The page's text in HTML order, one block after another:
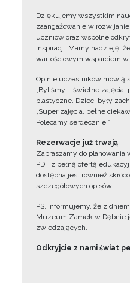
Dziękujemy wszystkim
zaangażowanie w
uczniów oraz wspólne
inspiracji. Mamy nadzieję,
wartościowym wsparciem
Opinie uczestników mówią
„Byliśmy – świetne zajęcia,
plastyczne. Dzieci były
„Super zajęcia, pełne
Polecamy serdecznie!”
Rezerwacje już trwają
Zapraszamy do planowania
PDF z pełną ofertą
dostępna jest również
szczegółowych opisów.
PS. Informujemy, że z
Muzeum Zamek w Dębnie
zwiedzających.
Odkryjcie z nami świat